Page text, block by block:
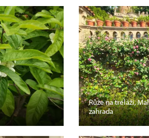
Růže na treláži,
zahrada